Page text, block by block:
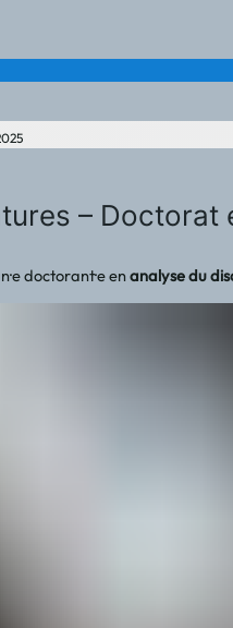
– Doctorat
doctorant·e enanalyse du